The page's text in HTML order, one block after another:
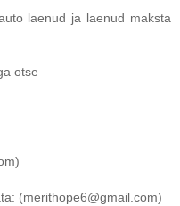
laenud ja laenud maksta
otse
(merithope6@gmail.com)